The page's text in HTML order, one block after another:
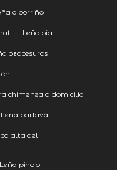
o porriño
Leña oia
ozacesuras
chimenea a domicilio
Leña parlavà
alta del
Leña pino o